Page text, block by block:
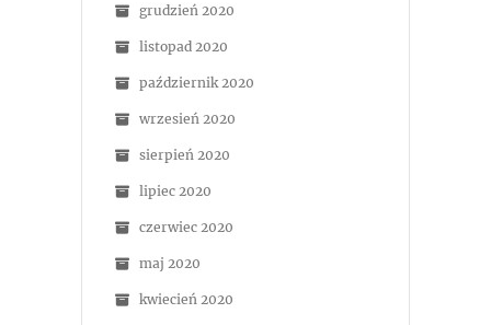
grudzień 2020
listopad 2020
październik 2020
wrzesień 2020
sierpień 2020
lipiec 2020
czerwiec 2020
maj 2020
kwiecień 2020